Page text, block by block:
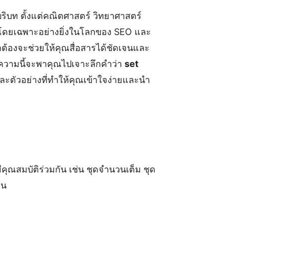
ริบท ตั้งแต่คณิตศาสตร์ วิทยาศาสตร์
เฉพาะอย่างยิ่งในโลกของ SEO และ
องจะช่วยให้คุณสื่อสารได้ชัดเจนและ
วามนี้จะพาคุณไปเจาะลึกคำว่า set
ตัวอย่างที่ทำให้คุณเข้าใจง่ายและนำ
ณสมบัติร่วมกัน เช่น ชุดจำนวนเต็ม ชุด